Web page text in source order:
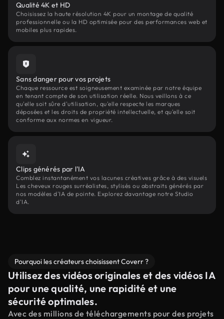
Qualité 4K et HD
Choisissez la haute résolution 4K pour un montage de qualité
professionnelle ou la HD optimisée pour des performances web et
mobiles plus rapides.
Sans danger pour vos projets
Chaque ressource est soigneusement examinée par notre équipe
en tenant compte de son utilisation réelle. Nous veillons à ce
qu'elle soit sûre d'utilisation, qu'elle respecte les marques
déposées et les droits de propriété intellectuelle, et qu'elle soit
conforme aux normes en vigueur.
Clips générés par l'IA
Comblez instantanément vos lacunes créatives grâce à des visuels
Les cheveux rouges surréalistes, stylisés ou abstraits générés par
nos modèles d'IA de pointe. Explorez davantage notre Studio
d'IA.
Pourquoi les créateurs choisissent Coverr ?
Utilisez des vidéos originales et des vidéos IA
pour une qualité, une rapidité et une
sécurité optimales.
Avec des millions de téléchargements pour des projets